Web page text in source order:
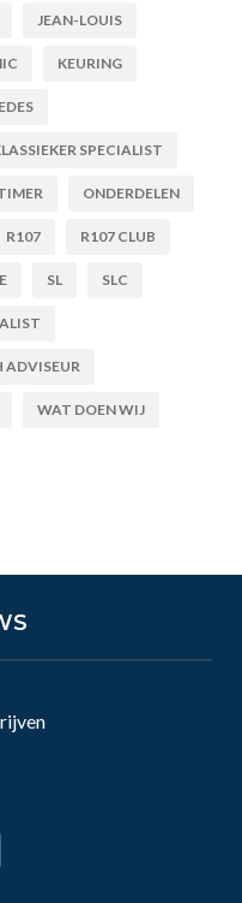
JEAN-LOUIS
KEURING
SPECIALIST
ONDERDELEN
R107 R107 CLUB
SL SLC
ADVISEUR
WAT DOEN WIJ